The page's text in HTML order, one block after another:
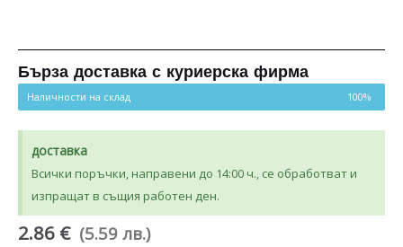
Бърза доставка с куриерска фирма
Наличности на склад 100%
доставка
Всички поръчки, направени до 14:00 ч., се обработват и
изпращат в същия работен ден.
2.86 € (5.59 лв.)